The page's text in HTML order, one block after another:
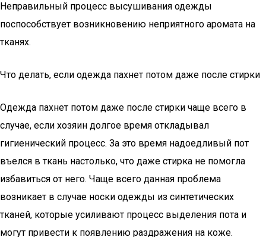
Неправильный процесс высушивания одежды
поспособствует возникновению неприятного аромата на
тканях.
Что делать, если одежда пахнет потом даже после стирки
Одежда пахнет потом даже после стирки чаще всего в
случае, если хозяин долгое время откладывал
гигиенический процесс. За это время надоедливый пот
въелся в ткань настолько, что даже стирка не помогла
избавиться от него. Чаще всего данная проблема
возникает в случае носки одежды из синтетических
тканей, которые усиливают процесс выделения пота и
могут привести к появлению раздражения на коже.